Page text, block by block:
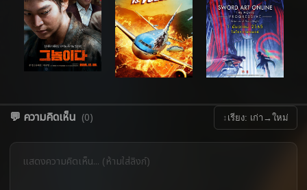
💬 ความคิดเห็น (0) ↕ เรียง: เก่า→ใหม่